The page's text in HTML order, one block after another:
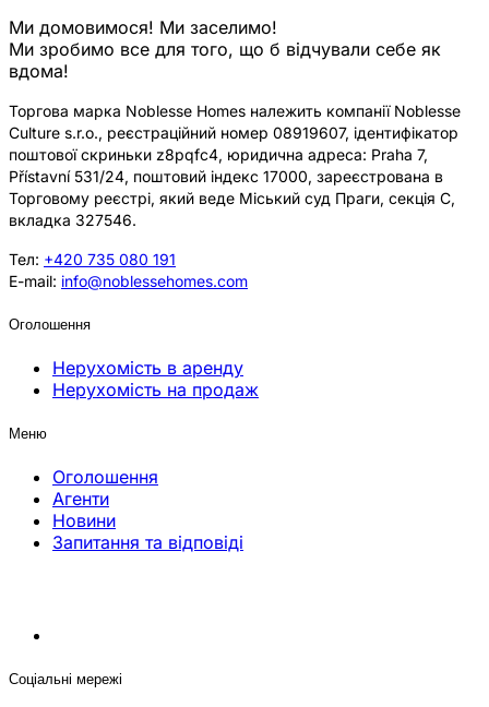
Ми домовимося! Ми заселимо!
Ми зробимо все для того, що б відчували себе як
вдома!
Торгова марка Noblesse Homes належить компанії Noblesse
Culture s.r.o., реєстраційний номер 08919607, ідентифікатор
поштової скриньки z8pqfc4, юридична адреса: Praha 7,
Přístavní 531/24, поштовий індекс 17000, зареєстрована в
Торговому реєстрі, який веде Міський суд Праги, секція C,
вкладка 327546.
Тел: +420 735 080 191
E-mail: info@noblessehomes.com
Оголошення
Нерухомість в аренду
Нерухомість на продаж
Меню
Оголошення
Агенти
Новини
Запитання та відповіді
Соціальні мережі